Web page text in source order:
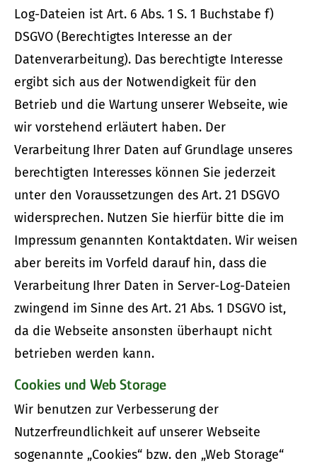
Log-Dateien ist Art. 6 Abs. 1 S. 1 Buchstabe f)
DSGVO (Berechtigtes Interesse an der
Datenverarbeitung). Das berechtigte Interesse
ergibt sich aus der Notwendigkeit für den
Betrieb und die Wartung unserer Webseite, wie
wir vorstehend erläutert haben. Der
Verarbeitung Ihrer Daten auf Grundlage unseres
berechtigten Interesses können Sie jederzeit
unter den Voraussetzungen des Art. 21 DSGVO
widersprechen. Nutzen Sie hierfür bitte die im
Impressum genannten Kontaktdaten. Wir weisen
aber bereits im Vorfeld darauf hin, dass die
Verarbeitung Ihrer Daten in Server-Log-Dateien
zwingend im Sinne des Art. 21 Abs. 1 DSGVO ist,
da die Webseite ansonsten überhaupt nicht
betrieben werden kann.
Cookies und Web Storage
Wir benutzen zur Verbesserung der
Nutzerfreundlichkeit auf unserer Webseite
sogenannte „Cookies“ bzw. den „Web Storage“